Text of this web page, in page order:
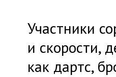
Участники
и скорости,
как дартс,